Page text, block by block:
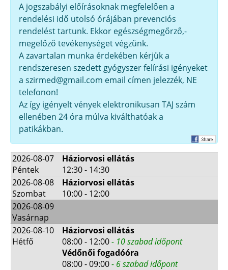
A jogszabályi előírásoknak megfelelően a
rendelési idő utolsó órájában prevenciós
rendelést tartunk. Ekkor egészségmegőrző,-
megelőző tevékenységet végzünk.
A zavartalan munka érdekében kérjük a
rendszeresen szedett gyógyszer felírási igényeket
a szirmed@gmail.com email címen jelezzék, NE
telefonon!
Az így igényelt vények elektronikusan TAJ szám
ellenében 24 óra múlva kiválthatóak a
patikákban.
2026-08-07
Péntek
Háziorvosi ellátás
12:30 - 14:30
2026-08-08
Szombat
Háziorvosi ellátás
10:00 - 12:00
2026-08-09
Vasárnap
2026-08-10
Hétfő
Háziorvosi ellátás
08:00 - 12:00- 10 szabad időpont
Védőnői fogadóóra
08:00 - 09:00- 6 szabad időpont